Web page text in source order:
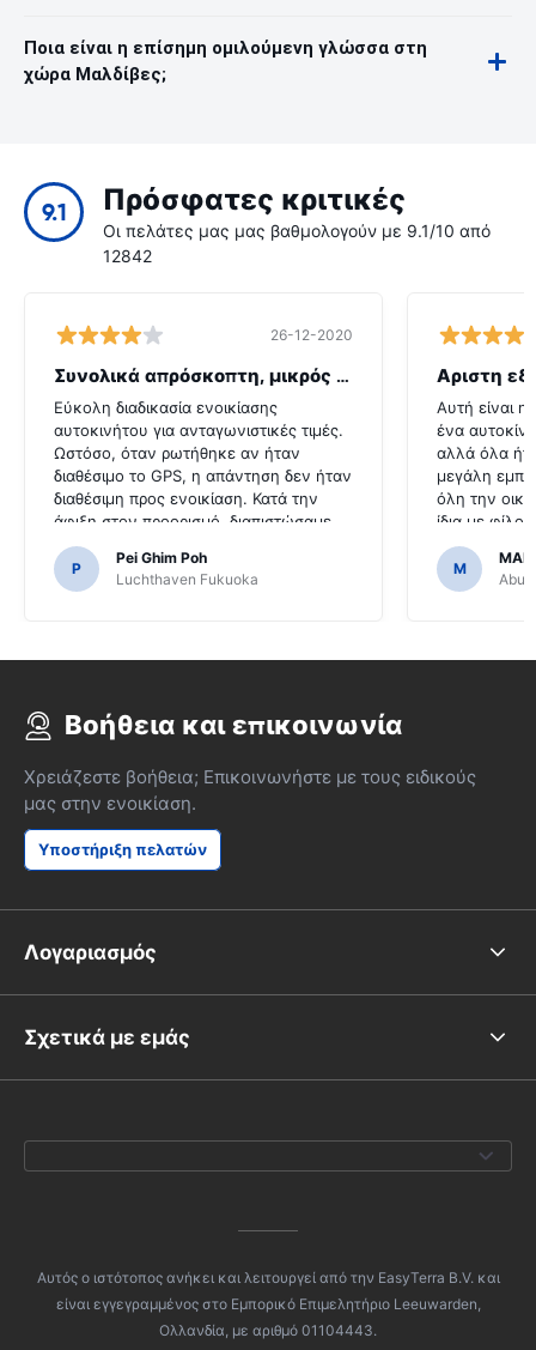
Ποια είναι η επίσημη ομιλούμενη γλώσσα στη
χώρα Μαλδίβες;
9.1 Πρόσφατες κριτικές
Οι πελάτες μας μας βαθμολογούν με 9.1/10 από
12842
26-12-2020
Συνολικά απρόσκοπτη, μικρός λόξυγκας
Εύκολη διαδικασία ενοικίασης
αυτοκινήτου για ανταγωνιστικές τιμές.
Ωστόσο, όταν ρωτήθηκε αν ήταν
διαθέσιμο το GPS, η απάντηση δεν ήταν
διαθέσιμη προς ενοικίαση. Κατά την
άφιξη στον προορισμό, διαπιστώσαμε
ότι το αυτοκίνητο ήρθε με GPS.Θα ήταν
τρομερό εάν αποφασίσαμε να
αγοράσουμε ένα GPS, όπως ήταν
P
Pei Ghim Poh
Luchthaven Fukuoka
Αριστη
Αυτή είναι
ένα
αλλά όλα
μεγάλη
όλη την
ίδια με
που το
εύκολο.
M
Abu
Βοήθεια και επικοινωνία
Χρειάζεστε βοήθεια; Επικοινωνήστε με τους ειδικούς
μας στην ενοικίαση.
Υποστήριξη πελατών
Λογαριασμός
Σχετικά με εμάς
Αυτός ο ιστότοπος ανήκει και λειτουργεί από την EasyTerra B.V. και
είναι εγγεγραμμένος στο Εμπορικό Επιμελητήριο Leeuwarden,
Ολλανδία, με αριθμό 01104443.